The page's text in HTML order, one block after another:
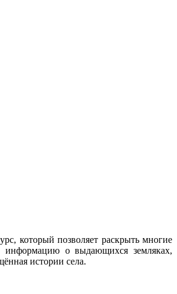
который позволяет раскрыть многие
информацию о выдающихся земляках,
истории села.